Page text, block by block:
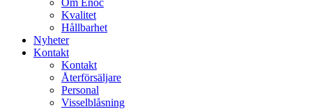
Om Enoc
Kvalitet
Hållbarhet
Nyheter
Kontakt
Kontakt
Återförsäljare
Personal
Visselblåsning